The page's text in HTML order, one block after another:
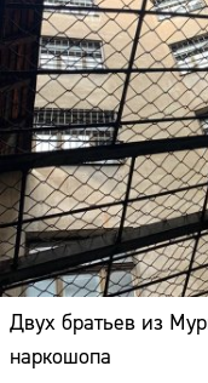
Двух братьев из
наркошопа